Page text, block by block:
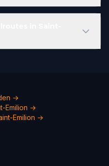
→
Emilion →
Emilion →